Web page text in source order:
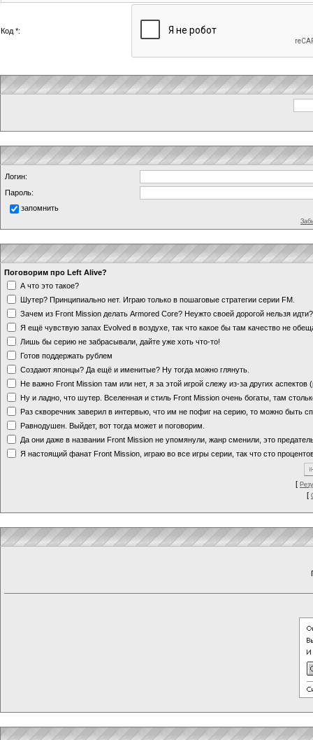
Код *:
Логин:
Пароль:
запомнить
Поговорим про Left Alive?
А что это такое?
Шутер? Принципиально нет. Играю только в пошаговые стратегии серии FM.
Зачем из Front Mission делать Armored Core? Неужто своей дорогой нельзя
Я ещё чувствую запах Evolved в воздухе, так что какое бы там качество не
Лишь бы серию не забрасывали, дайте уже хоть что-то!
Готов поддержать рублем
Создают японцы? Да ещё и именитые? Ну тогда можно глянуть.
Не важно Front Mission там или нет, я за этой игрой слежу из-за других аспектов
Ну и ладно, что шутер. Вселенная и стиль Front Mission очень богаты, там
Раз скворечник заверил в интервью, что им не пофиг на серию, то можно быть
Равнодушен. Выйдет, вот тогда может и поговорим.
Да они даже в названии Front Mission не упомянули, жанр сменили, это
Я настоящий фанат Front Mission, играю во все игры серии, так что сто
[
[